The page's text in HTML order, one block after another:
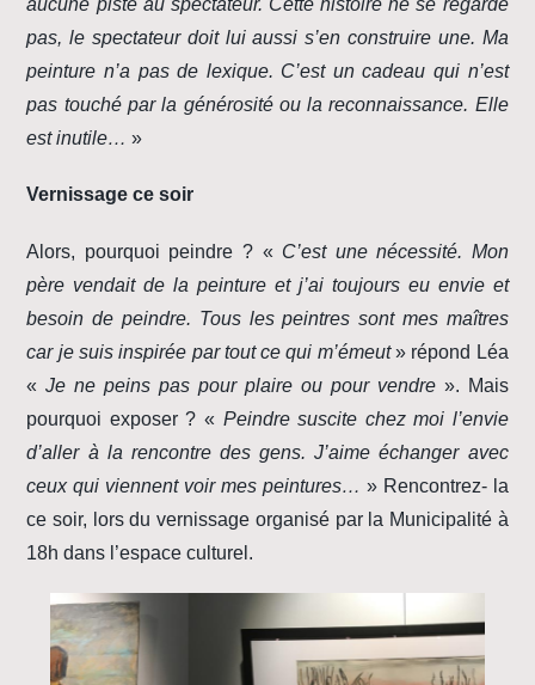
aucune piste au spectateur. Cette histoire ne se regarde
pas, le spectateur doit lui aussi s’en construire une. Ma
peinture n’a pas de lexique. C’est un cadeau qui n’est
pas touché par la générosité ou la reconnaissance. Elle
est inutile… »
Vernissage ce soir
Alors, pourquoi peindre ? « C’est une nécessité. Mon
père vendait de la peinture et j’ai toujours eu envie et
besoin de peindre. Tous les peintres sont mes maîtres
car je suis inspirée par tout ce qui m’émeut» répond Léa
«Je ne peins pas pour plaire ou pour vendre». Mais
pourquoi exposer ? « Peindre suscite chez moi l’envie
d’aller à la rencontre des gens. J’aime échanger avec
ceux qui viennent voir mes peintures… » Rencontrez- la
ce soir, lors du vernissage organisé par la Municipalité à
18h dans l’espace culturel.